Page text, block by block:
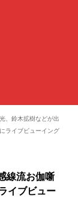
、鈴木拡樹などが出
ライブビューイング
線流お伽噺
イブビュー